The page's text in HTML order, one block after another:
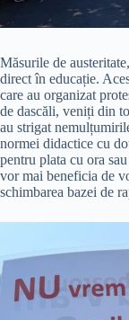
Măsurile de
direct în educație.
care au organizat
de dascăli, veniți din
au strigat
normei didactice cu
pentru plata cu ora
vor mai beneficia de
schimbarea bazei de